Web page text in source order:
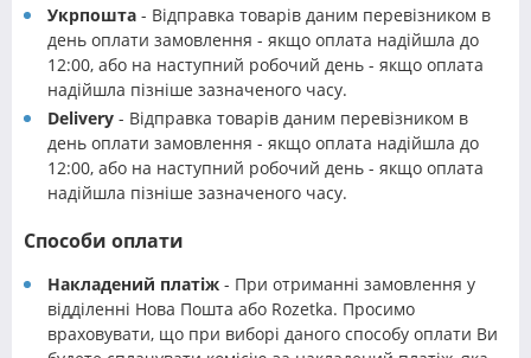
Укрпошта - Відправка товарів даним перевізником в
день оплати замовлення - якщо оплата надійшла до
12:00, або на наступний робочий день - якщо оплата
надійшла пізніше зазначеного часу.
Delivery - Відправка товарів даним перевізником в
день оплати замовлення - якщо оплата надійшла до
12:00, або на наступний робочий день - якщо оплата
надійшла пізніше зазначеного часу.
Способи оплати
Накладений платіж - При отриманні замовлення у
відділенні Нова Пошта або Rozetka. Просимо
враховувати, що при виборі даного способу оплати Ви